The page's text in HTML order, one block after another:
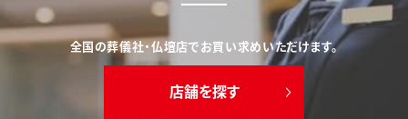
全国の葬儀社・仏壇店でお買い求めいただけます。
店舗を探す